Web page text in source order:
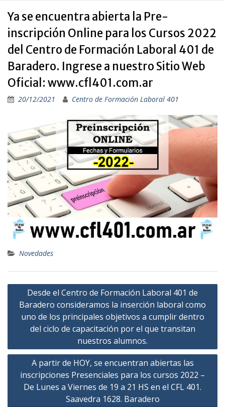
Ya se encuentra abierta la Pre-
inscripción Online para los Cursos 2022
del Centro de Formación Laboral 401 de
Baradero. Ingrese a nuestro Sitio Web
Oficial: www.cfl401.com.ar
20/12/2021 Centro de Formación Laboral 401
Novedades
Navegación
entradas
Desde el Centro de Formación Laboral 401 de
Baradero consideramos la inserción laboral como
uno de los principales objetivos a cumplir dentro
del ciclo de capacitación por el que transitan
nuestros alumnos.
A partir de HOY, se encuentran abiertas las
inscripciones Presenciales para los cursos 2022 –
De Lunes a Viernes de 19 a 21 HS en el CFL 401.
Saavedra 1628. Baradero